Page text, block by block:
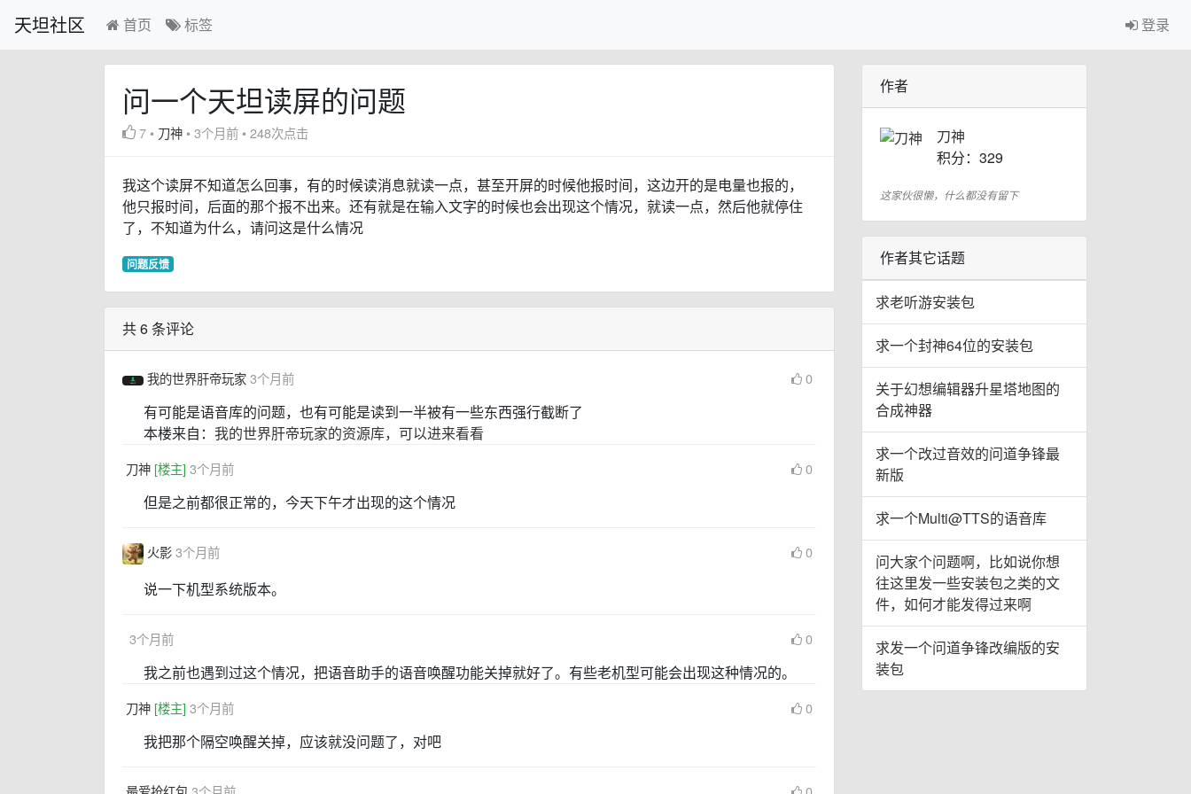
天坦社区 首页 标签 登录
问一个天坦读屏的问题
7 • 刀神 •3个月前 •248次点击
我这个读屏不知道怎么回事，有的时候读消息就读一点，甚至开屏的时候他报时间，这边开的是电量也报的，
他只报时间，后面的那个报不出来。还有就是在输入文字的时候也会出现这个情况，就读一点，然后他就停住
了，不知道为什么，请问这是什么情况
问题反馈
共 6 条评论
我的世界肝帝玩家3个月前 0
有可能是语音库的问题，也有可能是读到一半被有一些东西强行截断了
本楼来自： 我的世界肝帝玩家的资源库，可以进来看看
刀神 [楼主] 3个月前 0
但是之前都很正常的，今天下午才出现的这个情况
火影3个月前 0
说一下机型系统版本。
3个月前 0
我之前也遇到过这个情况，把语音助手的语音唤醒功能关掉就好了。有些老机型可能会出现这种情况的。
刀神 [楼主] 3个月前 0
我把那个隔空唤醒关掉，应该就没问题了，对吧
作者
刀神
积分：329
这家伙很懒，什么都没有留下
作者其它话题
求老听游安装包
求一个封神64位的安装包
关于幻想编辑器升星塔地图的
合成神器
求一个改过音效的问道争锋最
新版
求一个Multi@TTS的语音库
问大家个问题啊，比如说你想
往这里发一些安装包之类的文
件，如何才能发得过来啊
求发一个问道争锋改编版的安
装包